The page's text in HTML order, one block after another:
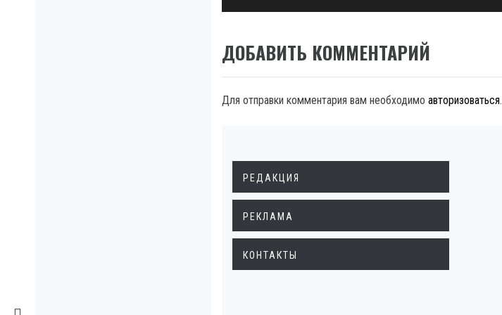
ДОБАВИТЬ КОММЕНТАРИЙ
Для отправки комментария вам необходимо авторизоваться.
РЕДАКЦИЯ
РЕКЛАМА
КОНТАКТЫ